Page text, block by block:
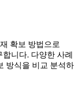
확보 방법으로
니다. 다양한 사례
방식을 비교 분석하